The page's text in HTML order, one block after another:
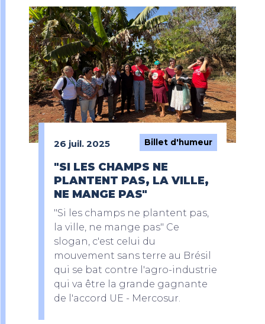
26 juil. 2025 Billet d'humeur
"SI LES CHAMPS NE
PLANTENT PAS, LA VILLE,
NE MANGE PAS"
"Si les champs ne plantent pas,
la ville, ne mange pas" Ce
slogan, c'est celui du
mouvement sans terre au Brésil
qui se bat contre l'agro-industrie
qui va être la grande gagnante
de l'accord UE - Mercosur.